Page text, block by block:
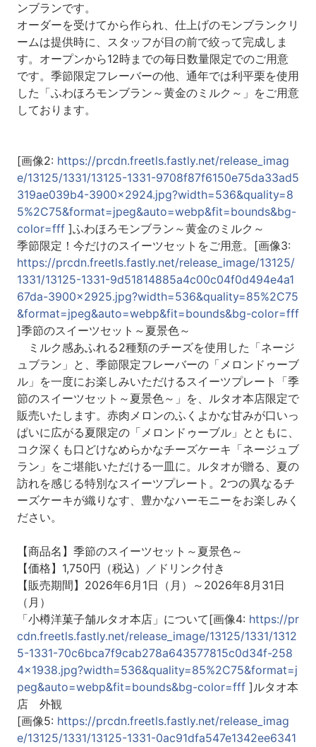
ンブランです。
オーダーを受けてから作られ、仕上げのモンブランクリ
ームは提供時に、スタッフが目の前で絞って完成しま
す。オープンから12時までの毎日数量限定でのご用意
です。季節限定フレーバーの他、通年では利平栗を使用
した「ふわほろモンブラン～黄金のミルク～」をご用意
しております。
[画像2: https://prcdn.freetls.fastly.net/release_imag
e/13125/1331/13125-1331-9708f87f6150e75da33ad5
319ae039b4-3900x2924.jpg?width=536&quality=8
5%2C75&format=jpeg&auto=webp&fit=bounds&bg-
color=fff]ふわほろモンブラン～黄金のミルク～
季節限定！今だけのスイーツセットをご用意。[画像3:
https://prcdn.freetls.fastly.net/release_image/13125/
1331/13125-1331-9d51814885a4c00c04f0d494e4a1
67da-3900x2925.jpg?width=536&quality=85%2C75
&format=jpeg&auto=webp&fit=bounds&bg-color=fff
]季節のスイーツセット～夏景色～
ミルク感あふれる2種類のチーズを使用した「ネージ
ュブラン」と、季節限定フレーバーの「メロンドゥーブ
ル」を一度にお楽しみいただけるスイーツプレート「季
節のスイーツセット～夏景色～」を、ルタオ本店限定で
販売いたします。赤肉メロンのふくよかな甘みが口いっ
ぱいに広がる夏限定の「メロンドゥーブル」とともに、
コク深くも口どけなめらかなチーズケーキ「ネージュブ
ラン」をご堪能いただける一皿に。ルタオが贈る、夏の
訪れを感じる特別なスイーツプレート。2つの異なるチ
ーズケーキが織りなす、豊かなハーモニーをお楽しみく
ださい。
【商品名】季節のスイーツセット～夏景色～
【価格】1,750円（税込）／ドリンク付き
【販売期間】2026年6月1日（月）～2026年8月31日
（月）
「小樽洋菓子舗ルタオ本店」について[画像4: https://pr
cdn.freetls.fastly.net/release_image/13125/1331/1312
5-1331-70c6bca7f9cab278a643577815c0d34f-258
4x1938.jpg?width=536&quality=85%2C75&format=j
peg&auto=webp&fit=bounds&bg-color=fff]ルタオ本
店 外観
[画像5: https://prcdn.freetls.fastly.net/release_imag
e/13125/1331/13125-1331-0ac91dfa547e1342ee6341